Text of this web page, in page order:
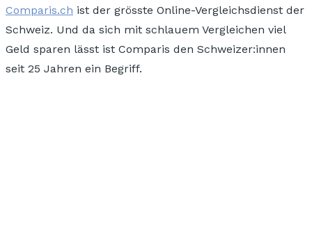
Comparis.ch ist der grösste Online-Vergleichsdienst der
Schweiz. Und da sich mit schlauem Vergleichen viel
Geld sparen lässt ist Comparis den Schweizer:innen
seit 25 Jahren ein Begriff.